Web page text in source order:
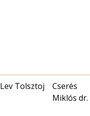
Lev Tolsztoj
Cserés
Miklós dr.